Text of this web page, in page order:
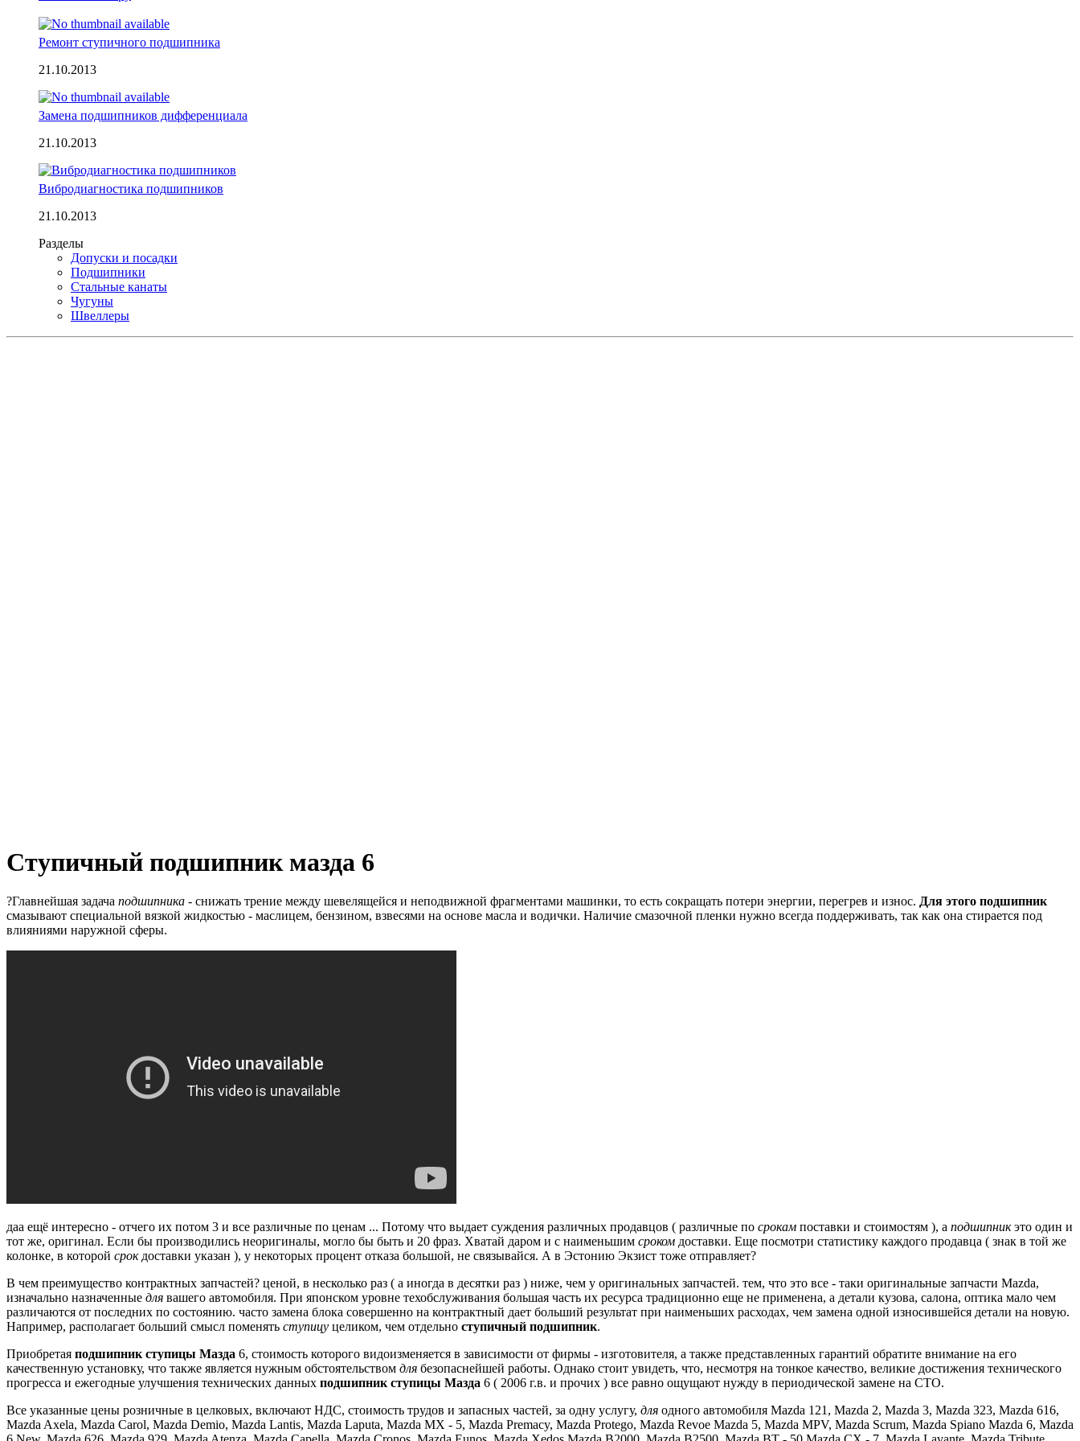
Ремонт ступичного подшипника
21.10.2013
Замена подшипников дифференциала
21.10.2013
Вибродиагностика подшипников
21.10.2013
Разделы
Допуски и посадки
Подшипники
Стальные канаты
Чугуны
Швеллеры
Ступичный подшипник мазда 6
?Главнейшая задача подшипника - снижать трение между шевелящейся и неподвижной фрагментами машинки, то есть сокращать потери энергии, перегрев и износ. Для этого подшипник
смазывают специальной вязкой жидкостью - маслицем, бензином, взвесями на основе масла и водички. Наличие смазочной пленки нужно всегда поддерживать, так как она стирается под
влияниями наружной сферы.
даа ещё интересно - отчего их потом 3 и все различные по ценам ... Потому что выдает суждения различных продавцов ( различные по срокам поставки и стоимостям ), а подшипникэто один и
тот же, оригинал. Если бы производились неоригиналы, могло бы быть и 20 фраз. Хватай даром и с наименьшим сроком доставки. Еще посмотри статистику каждого продавца ( знак в той же
колонке, в которой срокдоставки указан ), у некоторых процент отказа большой, не связывайся. А в Эстонию Экзист тоже отправляет?
В чем преимущество контрактных запчастей? ценой, в несколько раз ( а иногда в десятки раз ) ниже, чем у оригинальных запчастей. тем, что это все - таки оригинальные запчасти Mazda,
изначально назначенные для вашего автомобиля. При японском уровне техобслуживания большая часть их ресурса традиционно еще не применена, а детали кузова, салона, оптика мало чем
различаются от последних по состоянию. часто замена блока совершенно на контрактный дает больший результат при наименьших расходах, чем замена одной износившейся детали на новую.
Например, располагает больший смысл поменять ступицу целиком, чем отдельно ступичный подшипник.
Приобретая подшипник ступицы Мазда 6, стоимость которого видоизменяется в зависимости от фирмы - изготовителя, а также представленных гарантий обратите внимание на его
качественную установку, что также является нужным обстоятельством для безопаснейшей работы. Однако стоит увидеть, что, несмотря на тонкое качество, великие достижения технического
прогресса и ежегодные улучшения технических данных подшипник ступицы Мазда 6 ( 2006 г.в. и прочих ) все равно ощущают нужду в периодической замене на СТО.
Все указанные цены розничные в целковых, включают НДС, стоимость трудов и запасных частей, за одну услугу, для одного автомобиля Mazda 121, Mazda 2, Mazda 3, Mazda 323, Mazda 616,
Mazda Axela, Mazda Carol, Mazda Demio, Mazda Lantis, Mazda Laputa, Mazda MX - 5, Mazda Premacy, Mazda Protego, Mazda Revoe Mazda 5, Mazda MPV, Mazda Scrum, Mazda Spiano Mazda 6, Mazda